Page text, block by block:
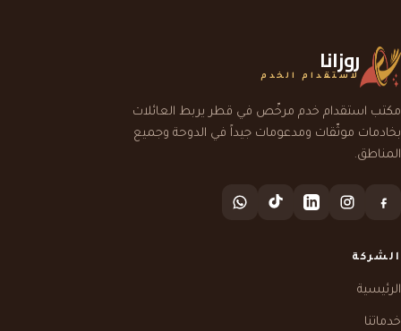
روزانا
لاستقدام الخدم
مكتب استقدام خدم مرخّص في قطر يربط العائلات
بخادمات موثّقات ومدعومات جيداً في الدوحة وجميع
المناطق.
الشركة
الرئيسية
خدماتنا